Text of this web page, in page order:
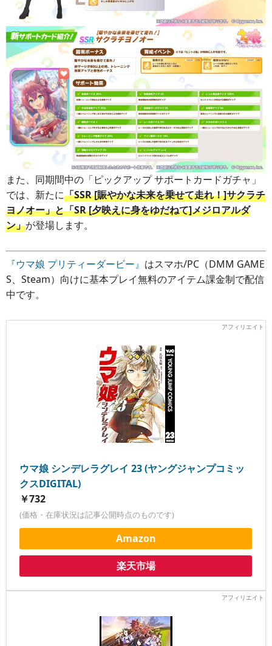
また、同期間中の「ピックアップ サポートカードガチャ」
では、新たに「SSR [賑やかな未来を乗せて走れ！]サクラチ
ヨノオー」と「SR [夕映えに身をゆだねて]メジロアルダ
ン」が登場します。
『ウマ娘 プリティーダービー』 はスマホ/PC（DMM GAME
S、Steam）向けに基本プレイ無料のアイテム課金制で配信
中です。
ウマ娘 シンデレラグレイ 23 (ヤングジャンプコミッ
クスDIGITAL)
￥732
(価格・在庫状況は記事公開時点のものです)
Amazon
楽天市場